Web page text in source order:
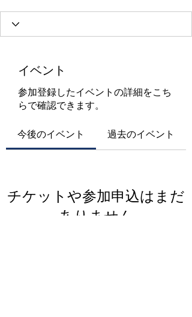
イベント
参加登録したイベントの詳細をこち
らで確認できます。
今後のイベント 過去のイベント
チケットや参加申込はまだ
ありません